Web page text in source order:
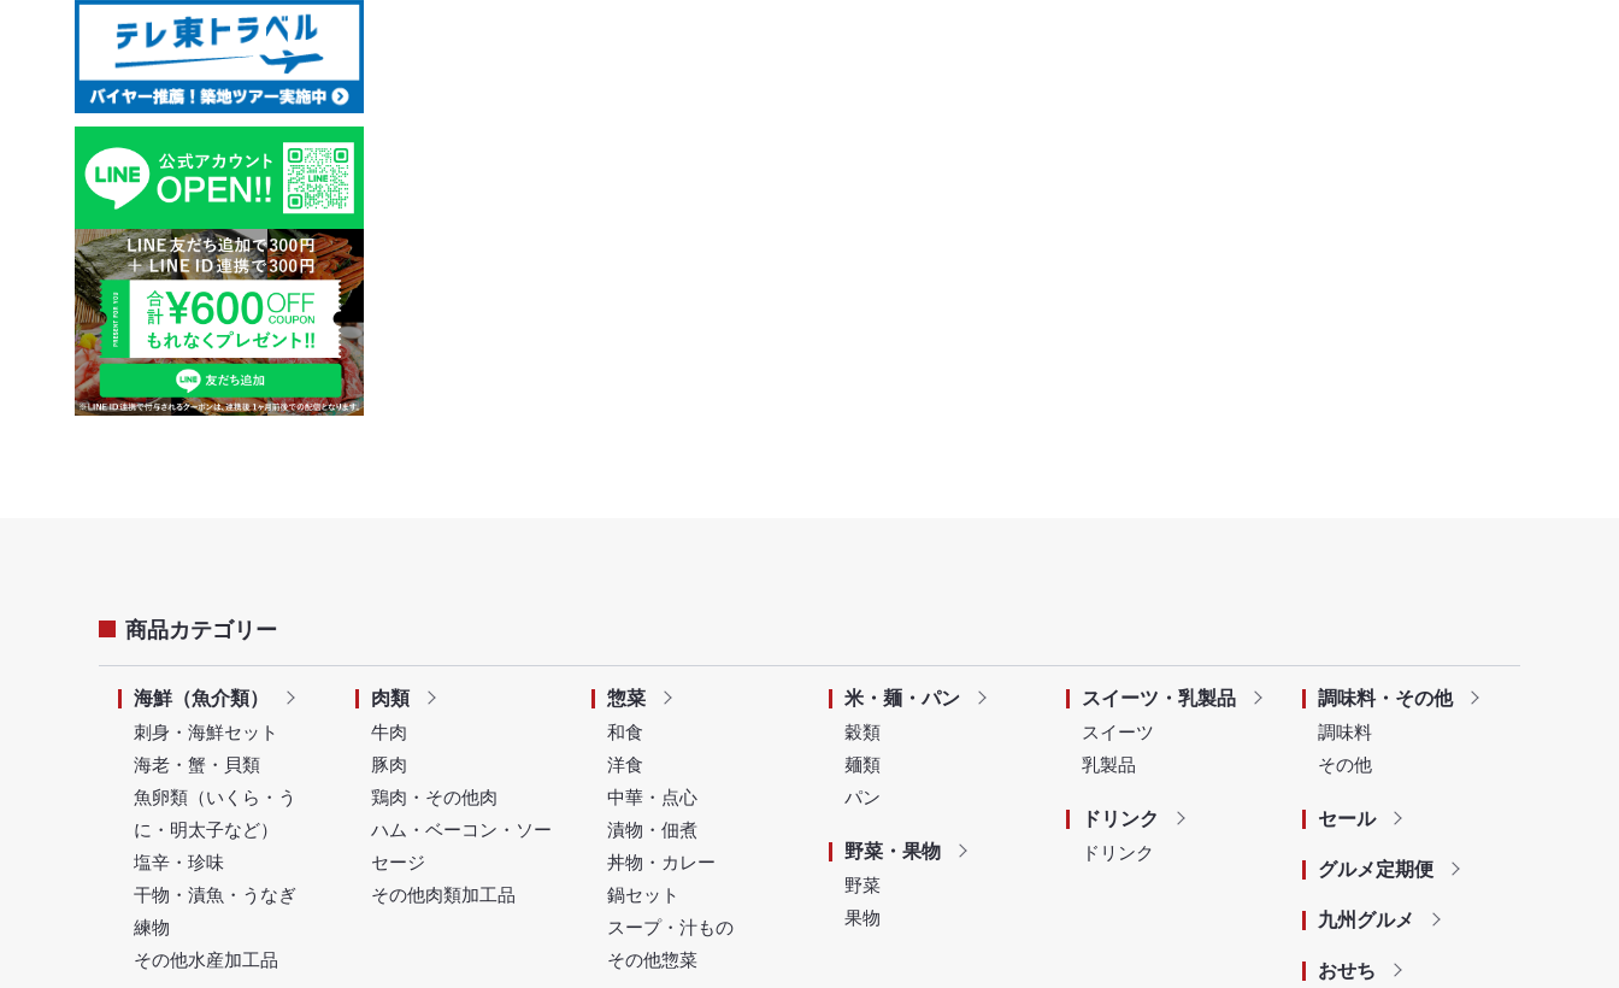
商品カテゴリー
海鮮（魚介類）
刺身・海鮮セット
海老・蟹・貝類
魚卵類（いくら・う
に・明太子など）
塩辛・珍味
干物・漬魚・うなぎ
練物
その他水産加工品
肉類
牛肉
豚肉
鶏肉・その他肉
ハム・ベーコン・ソー
セージ
その他肉類加工品
惣菜
和食
洋食
中華・点心
漬物・佃煮
丼物・カレー
鍋セット
スープ・汁もの
その他惣菜
米・麺・パン
穀類
麺類
パン
野菜・果物
野菜
果物
スイーツ・乳製品
スイーツ
乳製品
ドリンク
ドリンク
調味料・その他
調味料
その他
セール
グルメ定期便
九州グルメ
おせち